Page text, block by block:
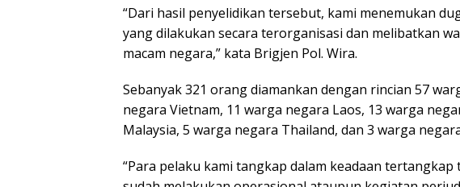
“Dari hasil penyelidikan tersebut, kami menemukan
yang dilakukan secara terorganisasi dan melibatkan
macam negara,” kata Brigjen Pol. Wira.
Sebanyak 321 orang diamankan dengan rincian 57
negara Vietnam, 11 warga negara Laos, 13 warga
Malaysia, 5 warga negara Thailand, dan 3 warga
“Para pelaku kami tangkap dalam keadaan